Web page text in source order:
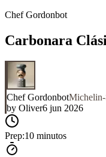
Chef Gordonbot
Carbonara
Chef Gordonbot
by Oliver6 jun 2026
Prep:10 minutos